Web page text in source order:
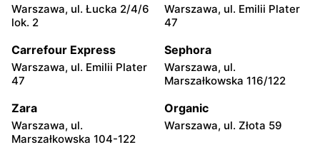
Reserved
Sowińskiego 62
Reserved
Reserved
Piłsudskiego 74
Reserved
Chrobrego 1
Reserved Reserved
Warszawa, ul. Łucka 2/4/6
lok. 2
Warszawa, ul. Emilii Plater
47
Carrefour Express
Warszawa, ul. Emilii Plater
47
Sephora
Warszawa, ul.
Marszałkowska 116/122
Zara
Warszawa, ul.
Marszałkowska 104-122
Organic
Warszawa, ul. Złota 59